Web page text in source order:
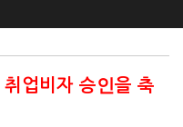
업비자 승인을 축